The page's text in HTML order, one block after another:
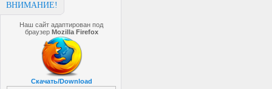
ВНИМАНИЕ!
Наш сайт адаптирован под
браузер Mozilla Firefox
Скачать/Download